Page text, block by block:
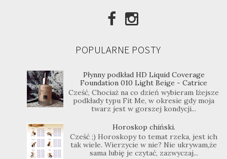
POPULARNE POSTY
Płynny podkład HD Liquid Coverage
Foundation 010 Light Beige - Catrice
Cześć, Chociaż na co dzień wybieram lżejsze
podkłady typu Fit Me, w okresie gdy moja
twarz jest w gorszej kondycji...
Horoskop chiński.
Cześć ;) Horoskopy to temat rzeka, jest ich
tak wiele. Wierzycie w nie? Nie ukrywam,że
sama lubię je czytać, zazwyczaj...